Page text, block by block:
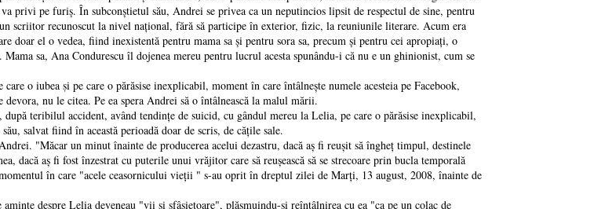
privi pe furiş. În subconştietul său, Andrei se privea ca un neputincios lipsit de respectul de sine, pentru
recunoscut la nivel național, fără să participe în exterior, fizic, la reuniunile literare. Acum era
doar el o vedea, fiind inexistentă pentru mama sa şi pentru sora sa, precum şi pentru cei apropiați, o
sa, Ana Condurescu îl dojenea mereu pentru lucrul acesta spunându-i că nu e un ghinionist, cum se
iubea ṣi pe care o părăsise inexplicabil, moment în care întâlneşte numele acesteia pe Facebook,
nu le citea. Pe ea spera Andrei să o întâlnească la malul mării.
teribilul accident, având tendințe de suicid, cu gândul mereu la Lelia, pe care o părăsise inexplicabil,
salvat fiind în această perioadă doar de scris, de cățile sale.
un minut înainte de producerea acelui dezastru, dacă aş fi reuşit să îngheț timpul, destinele
dacă aş fi fost înzestrat cu puterile unui vrăjitor care să reuşească să se strecoare prin bucla temporală
în care "acele ceasornicului vieții " s-au oprit în dreptul zilei de Marți, 13 august, 2008, înainte de
despre Lelia deveneau "vii şi sfâşietoare", plăsmuindu-şi reîntâlnirea cu ea "ca pe un colac de